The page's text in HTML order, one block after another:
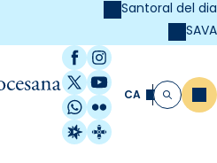
Santoral del dia
SAVA
Facebook
Instagram
X / Twitter
YouTube
WhatsApp
Flickr
Radio Estel
Catalunya
CA Cerca